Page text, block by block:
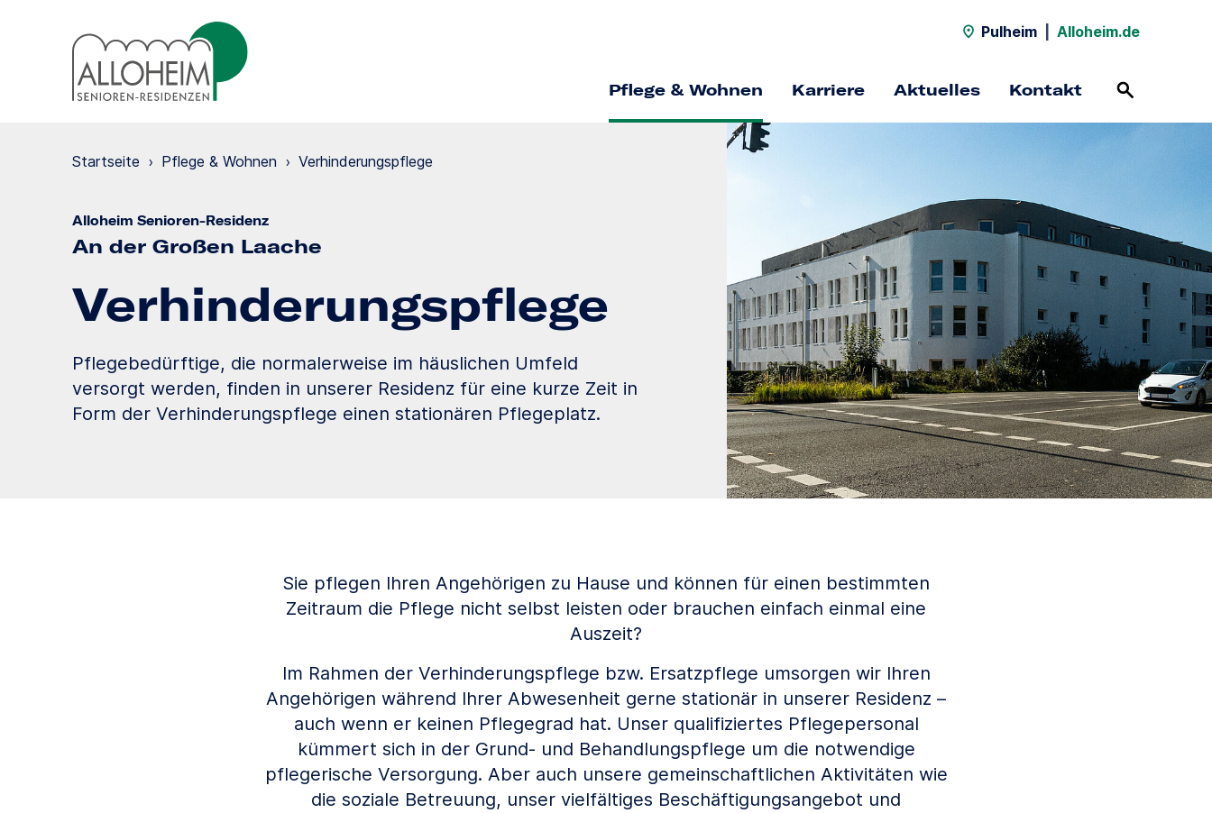
Pulheim Alloheim.de
Pflege & Wohnen Karriere Aktuelles Kontakt
Startseite › Pflege & Wohnen › Verhinde­rungs­pflege
Alloheim Senioren-Residenz
An der Großen Laache
Verhinde­rungs­pflege
Pflegebedürftige, die normalerweise im häuslichen Umfeld
versorgt werden, finden in unserer Residenz für eine kurze Zeit in
Form der Verhinderungspflege einen stationären Pflegeplatz.
Sie pflegen Ihren Angehörigen zu Hause und können für einen bestimmten
Zeitraum die Pflege nicht selbst leisten oder brauchen einfach einmal eine
Auszeit?
Im Rahmen der Verhinderungspflege bzw. Ersatzpflege umsorgen wir Ihren
Angehörigen während Ihrer Abwesenheit gerne stationär in unserer Residenz –
auch wenn er keinen Pflegegrad hat. Unser qualifiziertes Pflegepersonal
kümmert sich in der Grund- und Behandlungspflege um die notwendige
pflegerische Versorgung. Aber auch unsere gemeinschaftlichen Aktivitäten wie
die soziale Betreuung, unser vielfältiges Beschäftigungsangebot und